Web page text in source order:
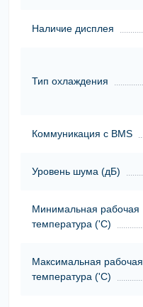
Наличие дисплея
Тип охлаждения
Коммуникация с BMS
Уровень шума (дБ)
Минимальная рабочая
температура ('С)
Максимальная рабочая
температура ('С)